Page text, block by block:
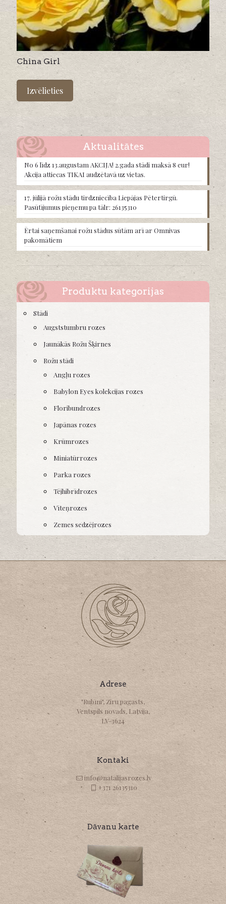
China Girl
Izvēlieties
This
product
multiple
variants.
The
options
may
chosen
on
product
page
Aktualitātes
No 6 līdz 13.augustam AKCIJA! 2.gada stādi maksā 8 eur!
Akcija attiecas TIKAI audzētavā uz vietas.
17. jūlijā rožu stādu tirdzniecība Liepājas Pētertirgū.
Pasūtījumus pieņemu pa tālr: 26135310
Ērtai saņemšanai rožu stādus sūtām arī ar Omnivas
pakomātiem
Produktu kategorijas
Stādi
Augststumbru rozes
Jaunākās Rožu Šķirnes
Rožu stādi
Angļu rozes
Babylon Eyes kolekcijas rozes
Floribundrozes
Japānas rozes
Krūmrozes
Miniatūrrozes
Parka rozes
Tējhibrīdrozes
Vīteņrozes
Zemes sedzējrozes
Adrese
"Rubīni", Ziru pagasts,
Ventspils novads, Latvija,
LV-3624
Kontaki
info@natalijasrozes.lv
+371 26135310
Dāvanu karte